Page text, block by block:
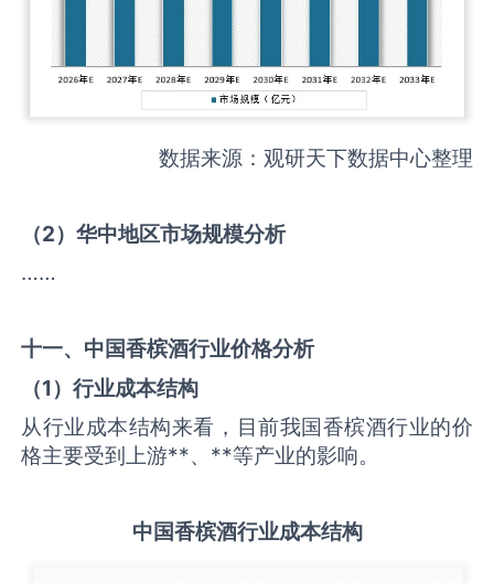
数据来源：观研天下数据中心整理
（2）华中地区市场规模分析
……
十一、中国香槟酒行业价格分析
（1）行业成本结构
从行业成本结构来看，目前我国香槟酒行业的价
格主要受到上游**、**等产业的影响。
中国香槟酒行业成本结构